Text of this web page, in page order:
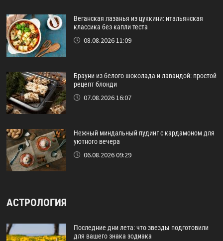
Веганская лазанья из цуккини: итальянская
классика без капли теста
08.08.2026 11:09
Брауни из белого шоколада и лавандой: простой
рецепт блонди
07.08.2026 16:07
Нежный миндальный пудинг с кардамоном для
уютного вечера
06.08.2026 09:29
АСТРОЛОГИЯ
Последние дни лета: что звезды подготовили
для вашего знака зодиака